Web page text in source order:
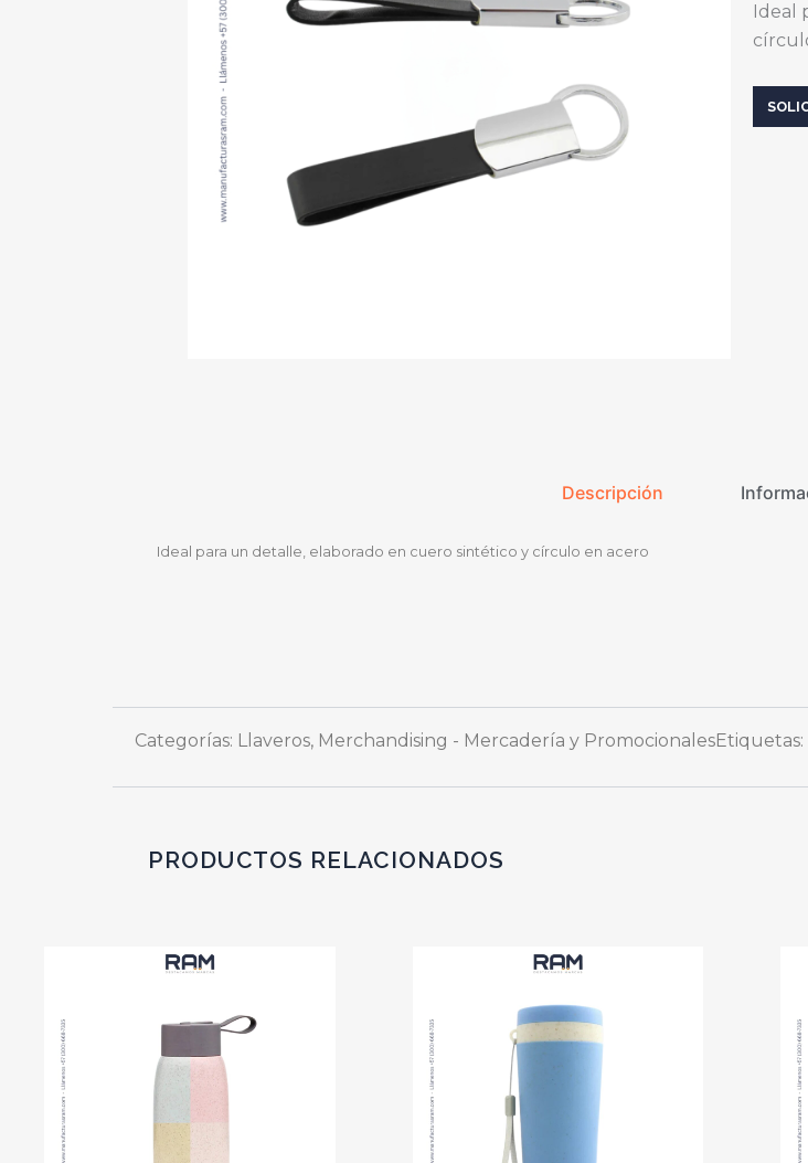
Ideal
Descripción
Ideal para un detalle, elaborado en cuero sintético y círculo en acero
Categorías: Llaveros, Merchandising - Mercadería y PromocionalesEtiquetas:
PRODUCTOS RELACIONADOS